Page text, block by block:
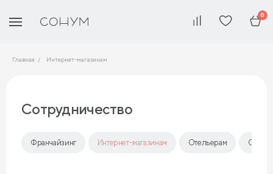
0
Главная Интернет-магазинам
Сотрудничество
Франчайзинг Интернет-магазинам Отельерам